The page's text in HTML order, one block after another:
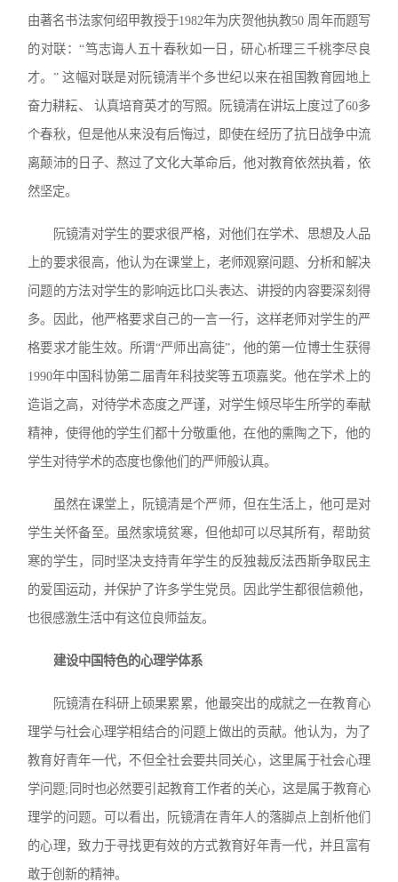
由著名书法家何绍甲教授于1982年为庆贺他执教50 周年而题写
的对联：“笃志诲人五十春秋如一日，研心析理三千桃李尽良
才。” 这幅对联是对阮镜清半个多世纪以来在祖国教育园地上
奋力耕耘、 认真培育英才的写照。阮镜清在讲坛上度过了60多
个春秋，但是他从来没有后悔过，即使在经历了抗日战争中流
离颠沛的日子、熬过了文化大革命后，他对教育依然执着，依
然坚定。
阮镜清对学生的要求很严格，对他们在学术、思想及人品
上的要求很高，他认为在课堂上，老师观察问题、分析和解决
问题的方法对学生的影响远比口头表达、讲授的内容要深刻得
多。因此，他严格要求自己的一言一行，这样老师对学生的严
格要求才能生效。所谓“严师出高徒”，他的第一位博士生获得
1990年中国科协第二届青年科技奖等五项嘉奖。他在学术上的
造诣之高，对待学术态度之严谨，对学生倾尽毕生所学的奉献
精神，使得他的学生们都十分敬重他，在他的熏陶之下，他的
学生对待学术的态度也像他们的严师般认真。
虽然在课堂上，阮镜清是个严师，但在生活上，他可是对
学生关怀备至。虽然家境贫寒，但他却可以尽其所有，帮助贫
寒的学生，同时坚决支持青年学生的反独裁反法西斯争取民主
的爱国运动，并保护了许多学生党员。因此学生都很信赖他，
也很感激生活中有这位良师益友。
建设中国特色的心理学体系
阮镜清在科研上硕果累累，他最突出的成就之一在教育心
理学与社会心理学相结合的问题上做出的贡献。他认为，为了
教育好青年一代，不但全社会要共同关心，这里属于社会心理
学问题;同时也必然要引起教育工作者的关心，这是属于教育心
理学的问题。可以看出，阮镜清在青年人的落脚点上剖析他们
的心理，致力于寻找更有效的方式教育好年青一代，并且富有
敢于创新的精神。